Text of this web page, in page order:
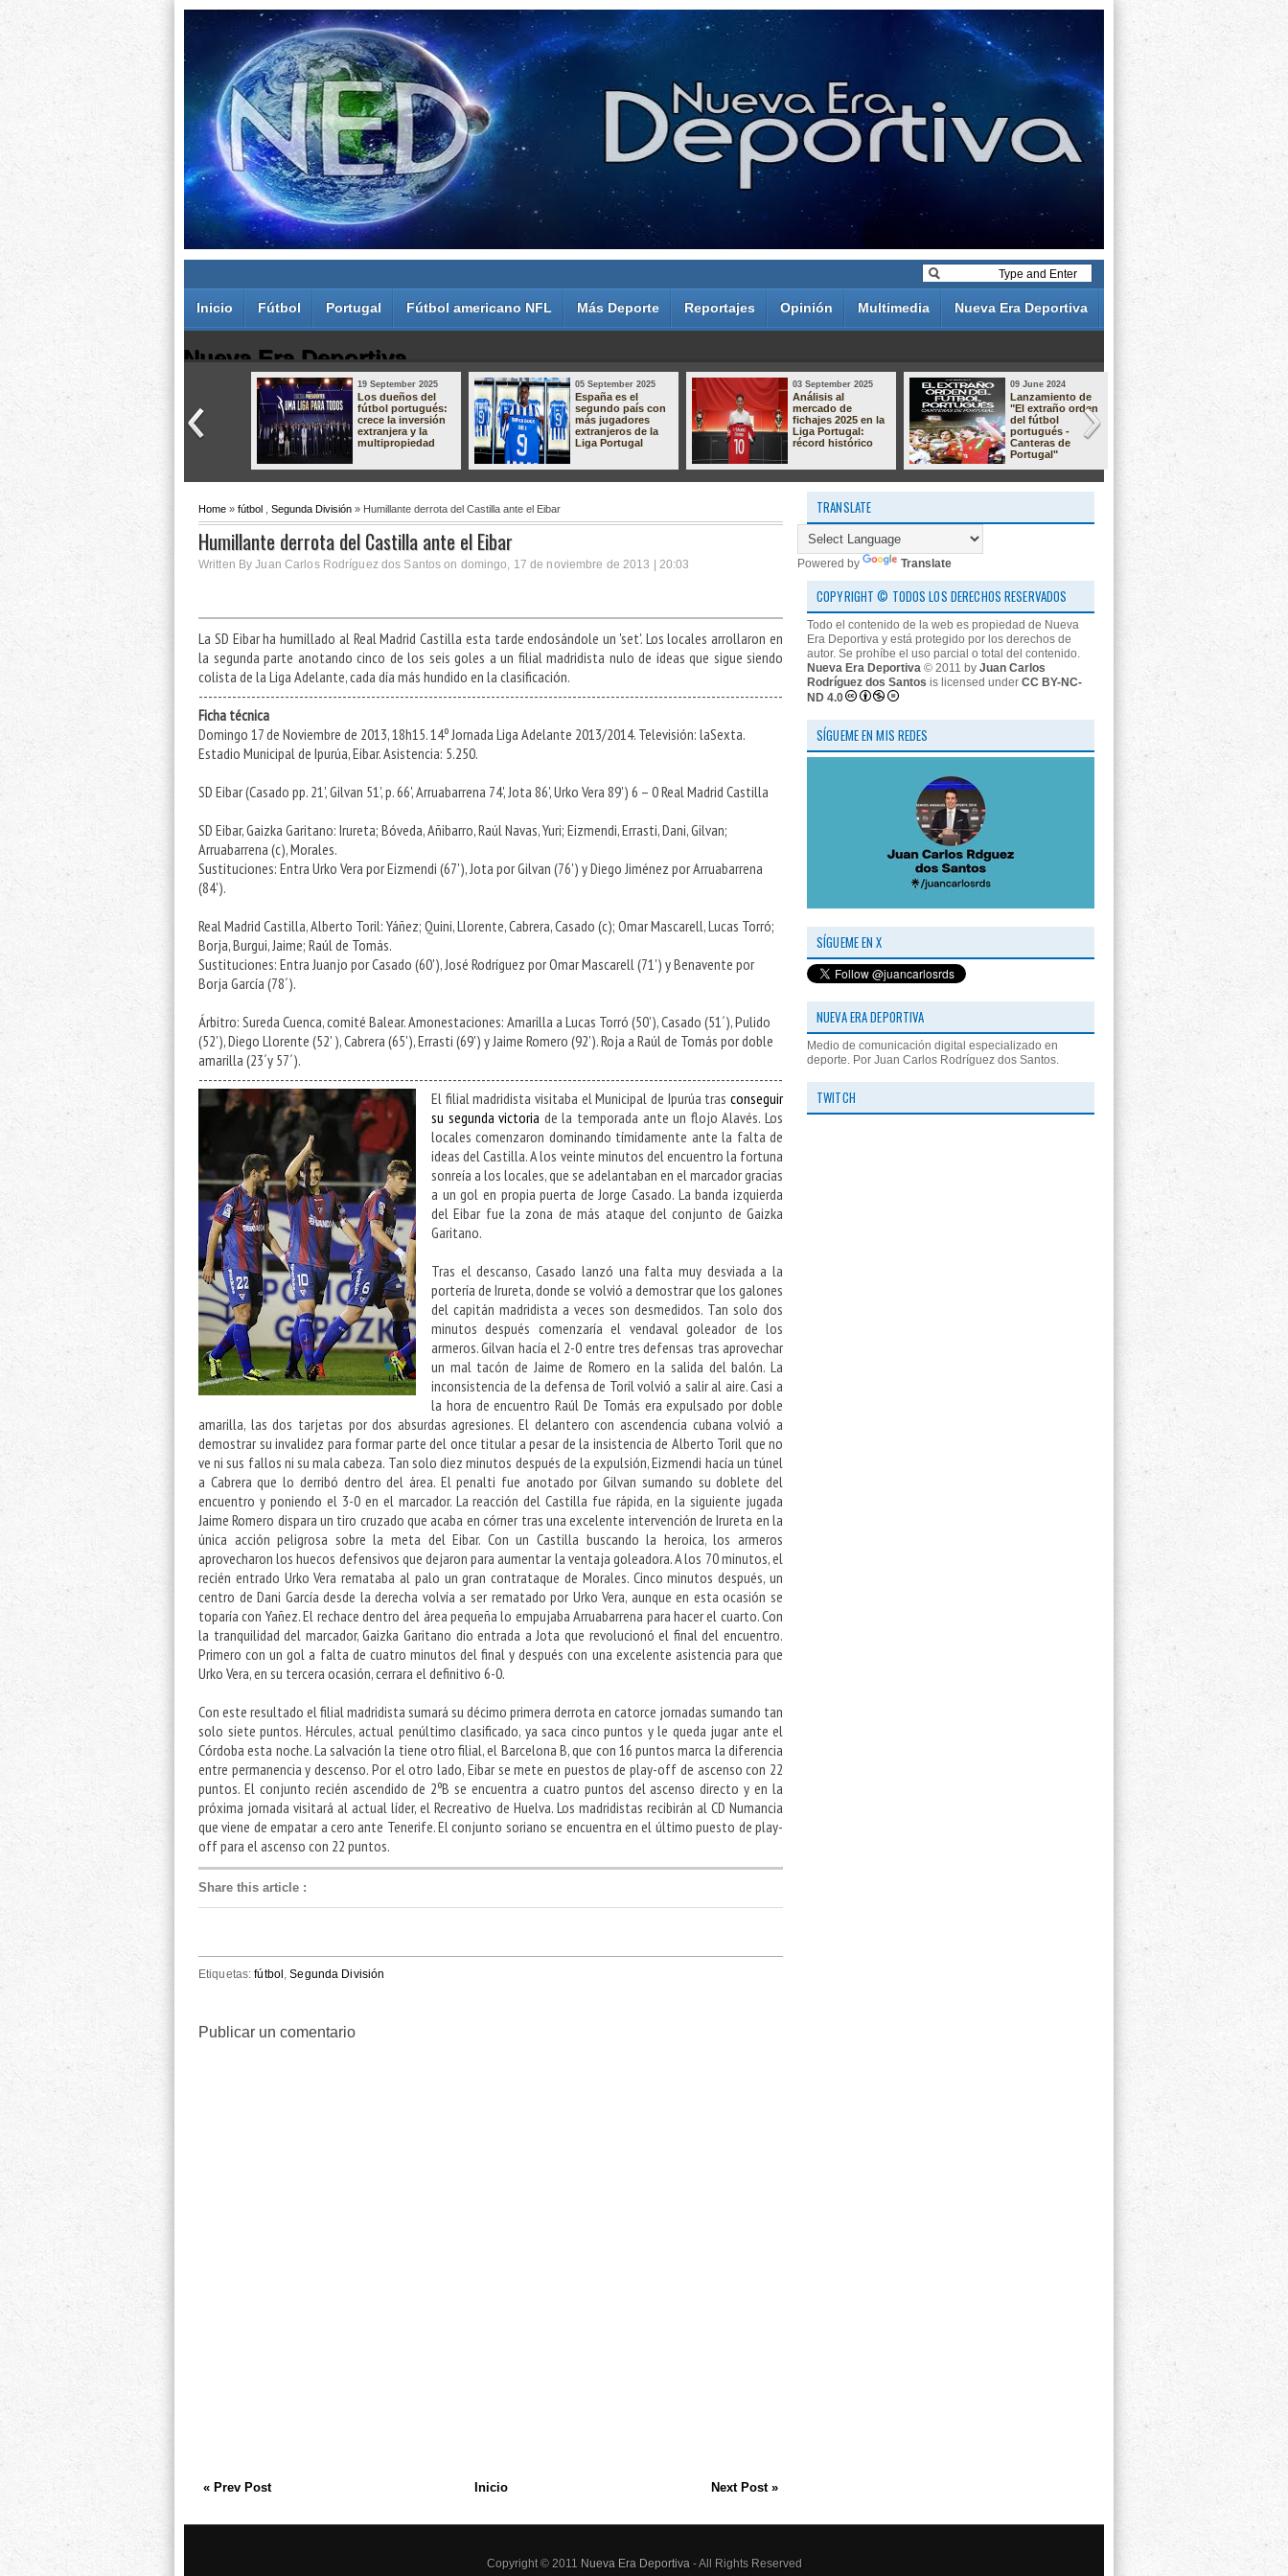
Inicio Fútbol Portugal Fútbol americano NFL Más Deporte Reportajes Opinión Multimedia Nueva Era Deportiva
Nueva Era Deportiva
Juan Carlos Rodríguez dos Santos
19 September 2025
Los dueños del
fútbol portugués:
crece la inversión
extranjera y la
multipropiedad
05 September 2025
España es el
segundo país con
más jugadores
extranjeros de la
Liga Portugal
03 September 2025
Análisis al
mercado de
fichajes 2025 en la
Liga Portugal:
récord histórico
09 June 2024
Lanzamiento de
"El extraño orden
del fútbol
portugués -
Canteras de
Portugal"
19 May 2024
Análisis de
Liga
23/24:
Home » fútbol Segunda División » Humillante derrota del Castilla ante el Eibar
Humillante derrota del Castilla ante el Eibar
Written By Juan Carlos Rodríguez dos Santos on domingo, 17 de noviembre de 2013 | 20:03
La SD Eibar ha humillado al Real Madrid Castilla esta tarde endosándole un 'set'. Los locales arrollaron en
la segunda parte anotando cinco de los seis goles a un filial madridista nulo de ideas que sigue siendo
colista de la Liga Adelante, cada día más hundido en la clasificación.
--------------------------------------------------------------------------------------------------------------------------
Ficha técnica
Domingo 17 de Noviembre de 2013, 18h15. 14º Jornada Liga Adelante 2013/2014. Televisión: laSexta.
Estadio Municipal de Ipurúa, Eibar. Asistencia: 5.250.
SD Eibar (Casado pp. 21', Gilvan 51', p. 66', Arruabarrena 74', Jota 86', Urko Vera 89') 6 – 0 Real Madrid Castilla
SD Eibar, Gaizka Garitano: Irureta; Bóveda, Añibarro, Raúl Navas, Yuri; Eizmendi, Errasti, Dani, Gilvan;
Arruabarrena (c), Morales.
Sustituciones: Entra Urko Vera por Eizmendi (67'), Jota por Gilvan (76') y Diego Jiménez por Arruabarrena
(84').
Real Madrid Castilla, Alberto Toril: Yáñez; Quini, Llorente, Cabrera, Casado (c); Omar Mascarell, Lucas Torró;
Borja, Burgui, Jaime; Raúl de Tomás.
Sustituciones: Entra Juanjo por Casado (60'), José Rodríguez por Omar Mascarell (71') y Benavente por
Borja García (78´).
Árbitro: Sureda Cuenca, comité Balear. Amonestaciones: Amarilla a Lucas Torró (50'), Casado (51´), Pulido
(52'), Diego Llorente (52' ), Cabrera (65'), Errasti (69') y Jaime Romero (92'). Roja a Raúl de Tomás por doble
amarilla (23´y 57´).
--------------------------------------------------------------------------------------------------------------------------
El filial madridista visitaba el Municipal de Ipurúa tras conseguir
su segunda victoria de la temporada ante un flojo Alavés. Los
locales comenzaron dominando tímidamente ante la falta de
ideas del Castilla. A los veinte minutos del encuentro la fortuna
sonreía a los locales, que se adelantaban en el marcador gracias
a un gol en propia puerta de Jorge Casado. La banda izquierda
del Eibar fue la zona de más ataque del conjunto de Gaizka
Garitano.
Tras el descanso, Casado lanzó una falta muy desviada a la
portería de Irureta, donde se volvió a demostrar que los galones
del capitán madridista a veces son desmedidos. Tan solo dos
minutos después comenzaría el vendaval goleador de los
armeros. Gilvan hacía el 2-0 entre tres defensas tras aprovechar
un mal tacón de Jaime de Romero en la salida del balón. La
inconsistencia de la defensa de Toril volvió a salir al aire. Casi a
la hora de encuentro Raúl De Tomás era expulsado por doble
amarilla, las dos tarjetas por dos absurdas agresiones. El delantero con ascendencia cubana volvió a
demostrar su invalidez para formar parte del once titular a pesar de la insistencia de Alberto Toril que no
ve ni sus fallos ni su mala cabeza. Tan solo diez minutos después de la expulsión, Eizmendi hacía un túnel
a Cabrera que lo derribó dentro del área. El penalti fue anotado por Gilvan sumando su doblete del
encuentro y poniendo el 3-0 en el marcador. La reacción del Castilla fue rápida, en la siguiente jugada
Jaime Romero dispara un tiro cruzado que acaba en córner tras una excelente intervención de Irureta en la
única acción peligrosa sobre la meta del Eibar. Con un Castilla buscando la heroica, los armeros
aprovecharon los huecos defensivos que dejaron para aumentar la ventaja goleadora. A los 70 minutos, el
recién entrado Urko Vera remataba al palo un gran contrataque de Morales. Cinco minutos después, un
centro de Dani García desde la derecha volvía a ser rematado por Urko Vera, aunque en esta ocasión se
toparía con Yañez. El rechace dentro del área pequeña lo empujaba Arruabarrena para hacer el cuarto. Con
la tranquilidad del marcador, Gaizka Garitano dio entrada a Jota que revolucionó el final del encuentro.
Primero con un gol a falta de cuatro minutos del final y después con una excelente asistencia para que
Urko Vera, en su tercera ocasión, cerrara el definitivo 6-0.
Con este resultado el filial madridista sumará su décimo primera derrota en catorce jornadas sumando tan
solo siete puntos. Hércules, actual penúltimo clasificado, ya saca cinco puntos y le queda jugar ante el
Córdoba esta noche. La salvación la tiene otro filial, el Barcelona B, que con 16 puntos marca la diferencia
entre permanencia y descenso. Por el otro lado, Eibar se mete en puestos de play-off de ascenso con 22
puntos. El conjunto recién ascendido de 2ºB se encuentra a cuatro puntos del ascenso directo y en la
próxima jornada visitará al actual líder, el Recreativo de Huelva. Los madridistas recibirán al CD Numancia
que viene de empatar a cero ante Tenerife. El conjunto soriano se encuentra en el último puesto de play-
off para el ascenso con 22 puntos.
Share this article :
Etiquetas:fútbol ,Segunda División
Publicar un comentario
« Prev Post Next Post »
Inicio
TRANSLATE
Powered by Translate
COPYRIGHT © TODOS LOS DERECHOS RESERVADOS
Todo el contenido de la web es propiedad de Nueva
Era Deportiva y está protegido por los derechos de
autor. Se prohíbe el uso parcial o total del contenido.
Nueva Era Deportiva © 2011 by Juan Carlos
Rodríguez dos Santos is licensed under CC BY-NC-
ND 4.0
SÍGUEME EN MIS REDES
SÍGUEME EN X
NUEVA ERA DEPORTIVA
Medio de comunicación digital especializado en
deporte. Por Juan Carlos Rodríguez dos Santos.
TWITCH
Copyright © 2011 Nueva Era Deportiva- All Rights Reserved